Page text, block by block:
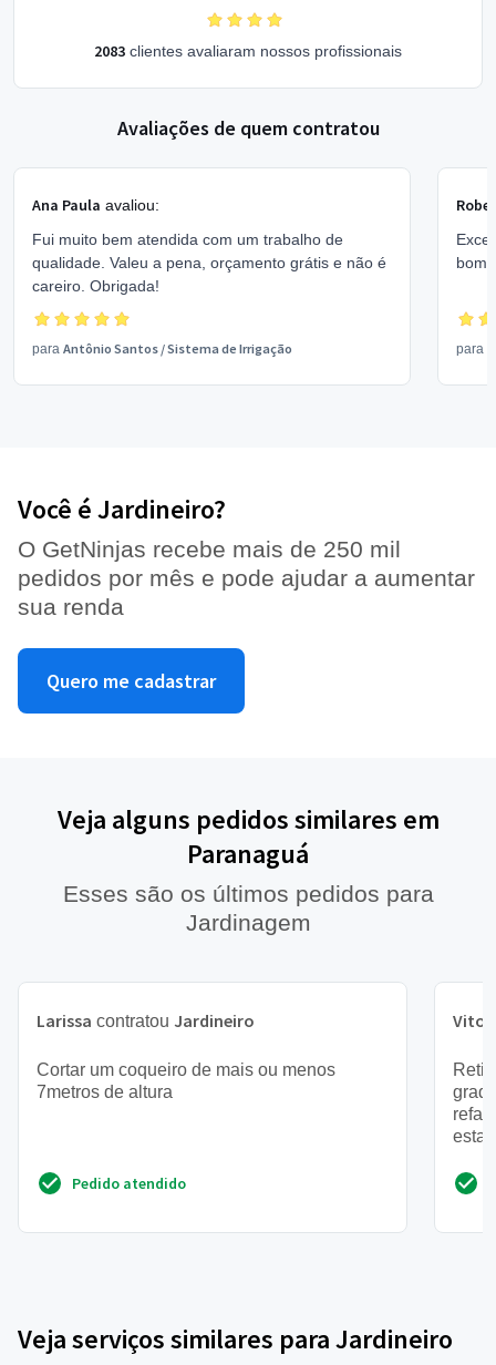
2083 clientes avaliaram nossos profissionais
Avaliações de quem contratou
Ana Paula avaliou:
Fui muito bem atendida com um trabalho de
qualidade. Valeu a pena, orçamento grátis e não é
careiro. Obrigada!
para Antônio Santos /Sistema de Irrigação
bom
para
Você é Jardineiro?
O GetNinjas recebe mais de 250 mil
pedidos por mês e pode ajudar a aumentar
sua renda
Quero me cadastrar
Veja alguns pedidos similares em
Paranaguá
Esses são os últimos pedidos para
Jardinagem
Larissa contratou Jardineiro
Cortar um coqueiro de mais ou menos
7metros de altura
Pedido atendido
Vitor
esta
Veja serviços similares para Jardineiro